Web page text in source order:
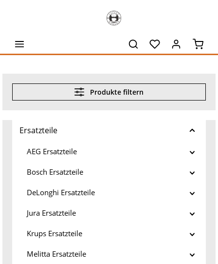
Produkte filtern
Ersatzteile
AEG Ersatzteile
Bosch Ersatzteile
DeLonghi Ersatzteile
Jura Ersatzteile
Krups Ersatzteile
Melitta Ersatzteile